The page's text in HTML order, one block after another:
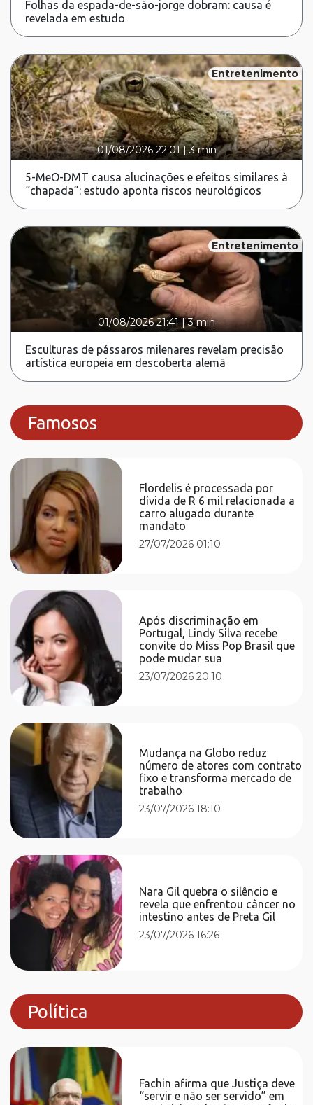
Folhas da espada-de-são-jorge dobram: causa é
revelada em estudo
Entretenimento
01/08/2026 22:01|3 min
5-MeO-DMT causa alucinações e efeitos similares à
“chapada”: estudo aponta riscos neurológicos
Entretenimento
01/08/2026 21:41 |3 min
Esculturas de pássaros milenares revelam precisão
artística europeia em descoberta alemã
Famosos
Flordelis é processada por
dívida de R 6 mil relacionada a
carro alugado durante
mandato
27/07/2026 01:10
Após discriminação em
Portugal, Lindy Silva recebe
convite do Miss Pop Brasil que
pode mudar sua
23/07/2026 20:10
Mudança na Globo reduz
número de atores com contrato
fixo e transforma mercado de
trabalho
23/07/2026 18:10
Nara Gil quebra o silêncio e
revela que enfrentou câncer no
intestino antes de Preta Gil
23/07/2026 16:26
Política
Fachin afirma que Justiça deve
“servir e não ser servido” em